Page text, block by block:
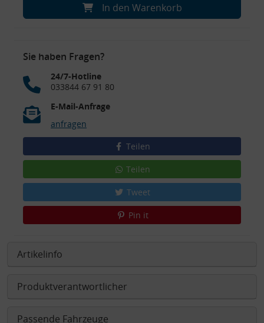
In den Warenkorb
Sie haben Fragen?
24/7-Hotline
033844 67 91 80
E-Mail-Anfrage
anfragen
Teilen
Teilen
Tweet
Pin it
Artikelinfo
Produktverantwortlicher
Passende Fahrzeuge